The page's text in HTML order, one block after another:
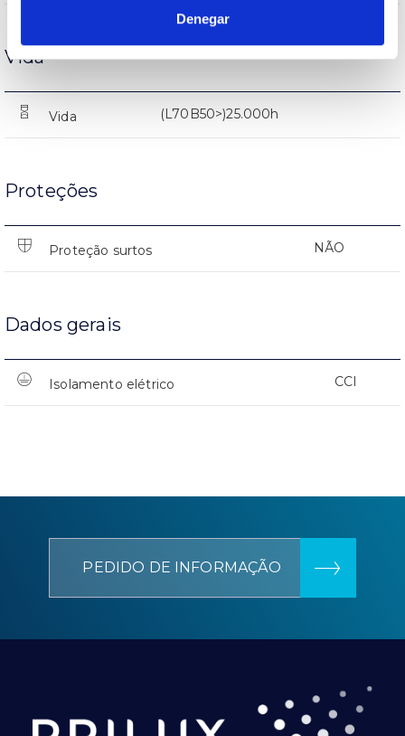
Denegar
Vida
Vida (L70B50>)25.000h
Proteções
Proteção surtos NÃO
Dados gerais
Isolamento elétrico CCI
PEDIDO DE INFORMAÇÃO